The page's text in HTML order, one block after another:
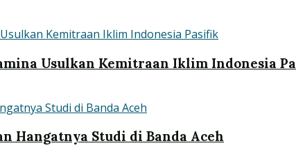
Usulkan Kemitraan Iklim Indonesia
Hangatnya Studi di Banda Aceh